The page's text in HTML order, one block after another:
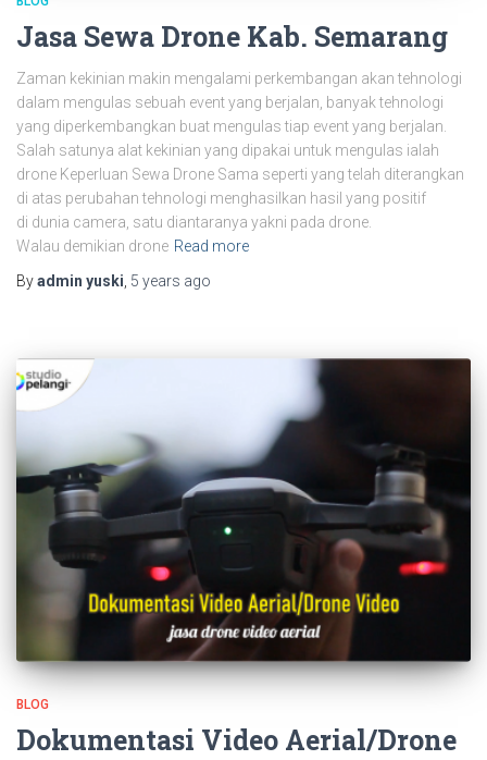
Jasa Sewa Drone Kab. Semarang
Zaman kekinian makin mengalami perkembangan akan tehnologi
dalam mengulas sebuah event yang berjalan, banyak tehnologi
yang diperkembangkan buat mengulas tiap event yang berjalan.
Salah satunya alat kekinian yang dipakai untuk mengulas ialah
drone Keperluan Sewa Drone Sama seperti yang telah diterangkan
di atas perubahan tehnologi menghasilkan hasil yang positif
di dunia camera, satu diantaranya yakni pada drone.
Walau demikian drone Read more
Byadmin yuski, 5 years ago
BLOG
Dokumentasi Video Aerial/Drone